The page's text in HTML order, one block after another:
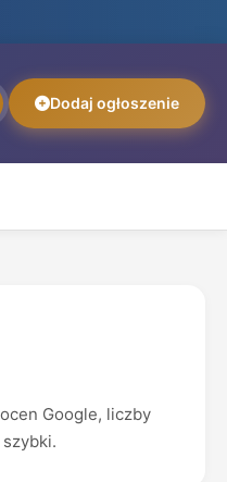
Dodaj ogłoszenie
Google, liczby